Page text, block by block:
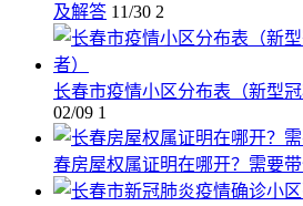
及解答 11/30 2
长春市疫情小区分布表（新型
02/09 1
春房屋权属证明在哪开？需要带